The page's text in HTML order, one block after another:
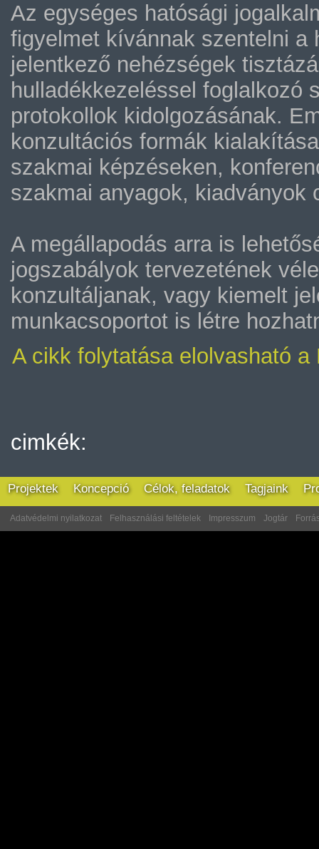
Az egységes hatósági
figyelmet kívánnak szentelni a
jelentkező nehézségek
hulladékkezeléssel foglalkozó
protokollok kidolgozásának.
konzultációs formák
szakmai képzéseken,
szakmai anyagok, kiadványok
A megállapodás arra is
jogszabályok tervezetének
konzultáljanak, vagy kiemelt
munkacsoportot is létre
A cikk folytatása elolvasható
cimkék:
Projektek Koncepció Célok, feladatok Tagjaink
Adatvédelmi nyilatkozat Felhasználási feltételek Impresszum Jogtár